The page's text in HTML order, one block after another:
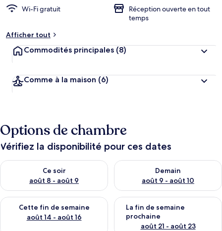
Wi-Fi gratuit
Réception ouverte en tout
temps
Afficher tout
Commodités principales (8)
Comme à la maison (6)
Options de chambre
Vérifiez la disponibilité pour ces dates
Ce soir
août 8 - août 9
Vérifier la disponibilité pour ce soir août 8 - août 9
Demain
août 9 - août 10
Vérifier la disponibilité pour
Cette fin de semaine
août 14 - août 16
Vérifier la disponibilité pour cette fin de semaine août 14 -
La fin de semaine
prochaine
août 21 - août 23
Vérifier la disponibilité pour